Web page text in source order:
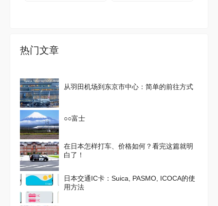
热门文章
从羽田机场到东京市中心：简单的前往方式
○○富士
在日本怎样打车、价格如何？看完这篇就明
白了！
日本交通IC卡：Suica, PASMO, ICOCA的使
用方法